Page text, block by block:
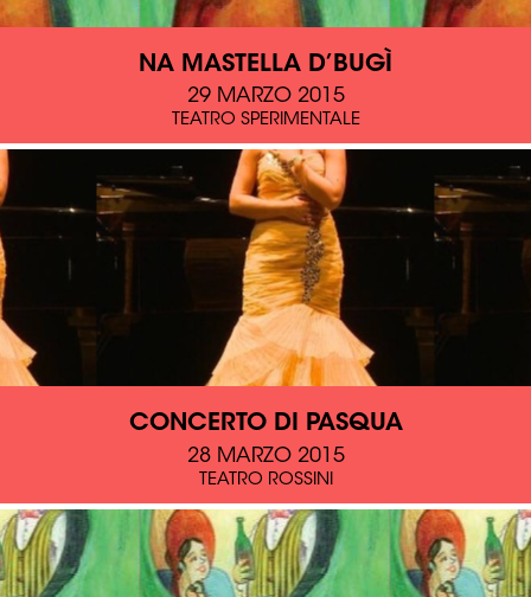
NA MASTELLA D’BUGÌ
29 MARZO 2015
TEATRO SPERIMENTALE
CONCERTO DI PASQUA
28 MARZO 2015
TEATRO ROSSINI